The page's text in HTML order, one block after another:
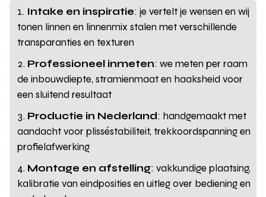
Intake en inspiratie: je vertelt je wensen en wij
tonen linnen en linnenmix stalen met verschillende
transparanties en texturen
Professioneel inmeten: we meten per raam
de inbouwdiepte, stramienmaat en haaksheid voor
een sluitend resultaat
Productie in Nederland: handgemaakt met
aandacht voor plisséstabiliteit, trekkoordspanning en
profielafwerking
Montage en afstelling: vakkundige plaatsing,
kalibratie van eindposities en uitleg over bediening en